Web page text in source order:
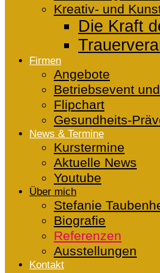
Kreativ- und
Die Kraft
Firmen
Angebote
Betriebsevent
Flipchart
Gesundheits-
News & Termine
Kurstermine
Aktuelle News
Youtube
Über mich
Stefanie
Biografie
Referenzen
Ausstellungen
Kontakt